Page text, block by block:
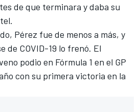
de que terminara y daba su
Pérez fue de menos a más, y
de COVID-19 lo frenó. El
podio en Fórmula 1 en el GP
con su primera victoria en la